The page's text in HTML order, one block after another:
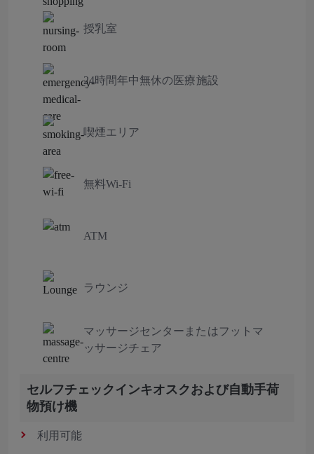
授乳室
24時間年中無休の医療施設
喫煙エリア
無料Wi‑Fi
ATM
ラウンジ
マッサージセンターまたはフットマ
ッサージチェア
セルフチェックインキオスクおよび自動手荷
物預け機
利用可能